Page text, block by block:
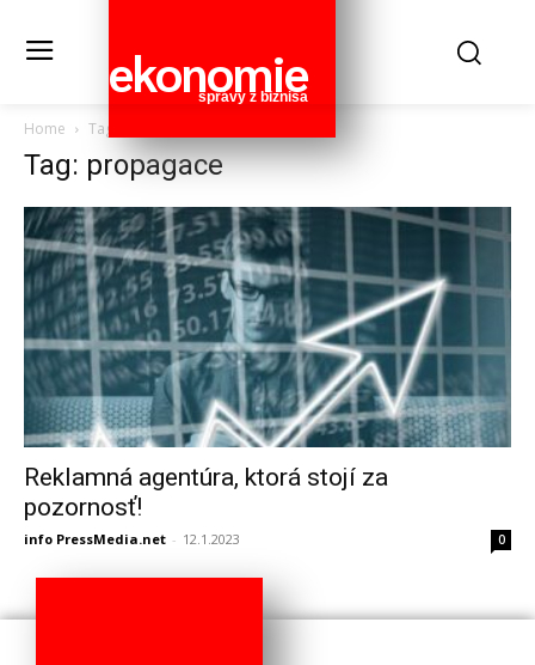
ekonomie
správy z biznisa
Home Tags
Tag: propagace
Reklamná agentúra, ktorá stojí za
pozornosť!
info PressMedia.net - 12.1.2023 0